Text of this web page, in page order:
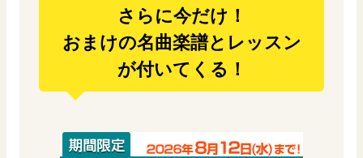
さらに今だけ！
おまけの名曲楽譜とレッスン
が付いてくる！